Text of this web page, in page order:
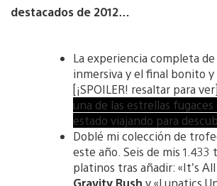
destacados de 2012…
La experiencia completa de
inmersiva y el final bonito
[¡SPOILER! resaltar para ver]
una de las estrellas
estado viajando para
Doblé mi colección de
este año. Seis de mis 1.433
platinos tras añadir: «It’s
Gravity Rush y «Lunatics